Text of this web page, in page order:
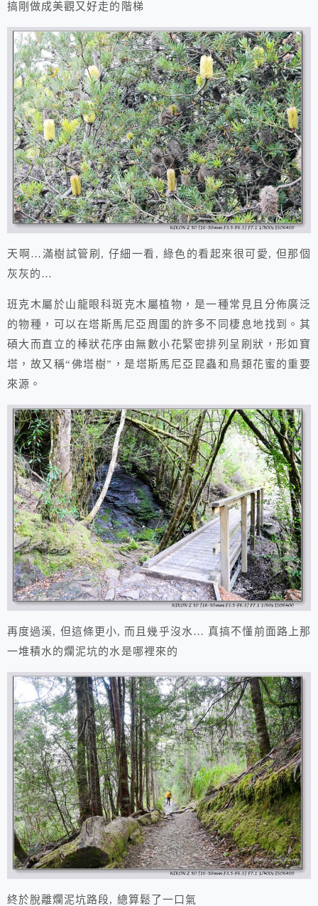
搞剛做成美觀又好走的階梯
天啊…滿樹試管刷, 仔細一看, 綠色的看起來很可愛, 但那個
灰灰的…
班克木屬於山龍眼科斑克木屬植物，是一種常見且分佈廣泛
的物種，可以在塔斯馬尼亞周圍的許多不同棲息地找到。其
碩大而直立的棒狀花序由無數小花緊密排列呈刷狀，形如寶
塔，故又稱“佛塔樹”，是塔斯馬尼亞昆蟲和鳥類花蜜的重要
來源。
再度過溪, 但這條更小, 而且幾乎沒水… 真搞不懂前面路上那
一堆積水的爛泥坑的水是哪裡來的
終於脫離爛泥坑路段, 總算鬆了一口氣